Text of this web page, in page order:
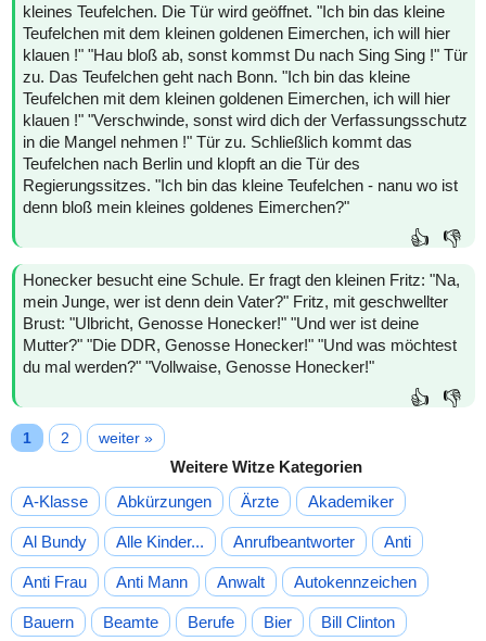
kleines Teufelchen. Die Tür wird geöffnet. "Ich bin das kleine
Teufelchen mit dem kleinen goldenen Eimerchen, ich will hier
klauen !" "Hau bloß ab, sonst kommst Du nach Sing Sing !" Tür
zu. Das Teufelchen geht nach Bonn. "Ich bin das kleine
Teufelchen mit dem kleinen goldenen Eimerchen, ich will hier
klauen !" "Verschwinde, sonst wird dich der Verfassungsschutz
in die Mangel nehmen !" Tür zu. Schließlich kommt das
Teufelchen nach Berlin und klopft an die Tür des
Regierungssitzes. "Ich bin das kleine Teufelchen - nanu wo ist
denn bloß mein kleines goldenes Eimerchen?"
👍 👎
Honecker besucht eine Schule. Er fragt den kleinen Fritz: "Na,
mein Junge, wer ist denn dein Vater?" Fritz, mit geschwellter
Brust: "Ulbricht, Genosse Honecker!" "Und wer ist deine
Mutter?" "Die DDR, Genosse Honecker!" "Und was möchtest
du mal werden?" "Vollwaise, Genosse Honecker!"
👍 👎
1 2 weiter »
Weitere Witze Kategorien
A-Klasse
Abkürzungen Ärzte Akademiker
Al Bundy Alle Kinder... Anrufbeantworter Anti
Anti Frau Anti Mann Anwalt Autokennzeichen
Bauern Beamte Berufe Bier Bill Clinton